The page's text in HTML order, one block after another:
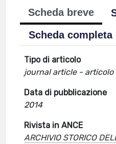
Scheda breve
Scheda completa
Tipo di articolo
journal article - articolo
Data di pubblicazione
2014
Rivista in ANCE
ARCHIVIO STORICO